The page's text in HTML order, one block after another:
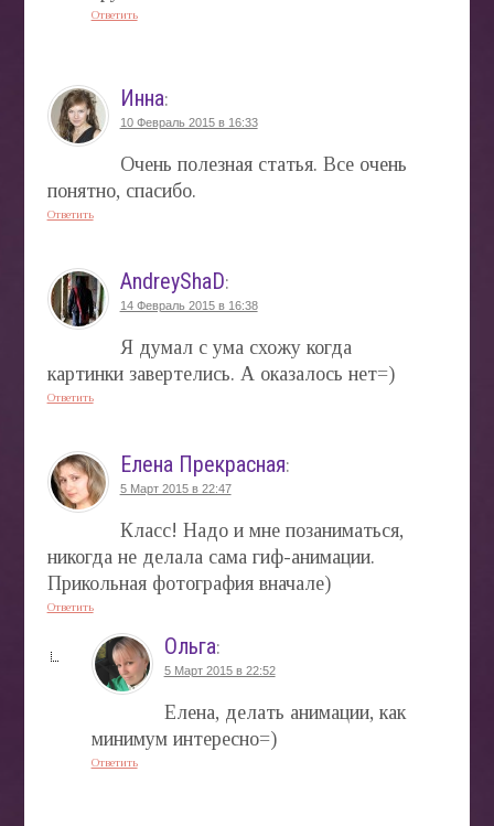
Ответить
Инна:
10 Февраль 2015 в 16:33
Очень полезная статья. Все очень
понятно, спасибо.
Ответить
AndreyShaD:
14 Февраль 2015 в 16:38
Я думал с ума схожу когда
картинки завертелись. А оказалось нет=)
Ответить
Елена Прекрасная:
5 Март 2015 в 22:47
Класс! Надо и мне позаниматься,
никогда не делала сама гиф-анимации.
Прикольная фотография вначале)
Ответить
Ольга:
5 Март 2015 в 22:52
Елена, делать анимации, как
минимум интересно=)
Ответить